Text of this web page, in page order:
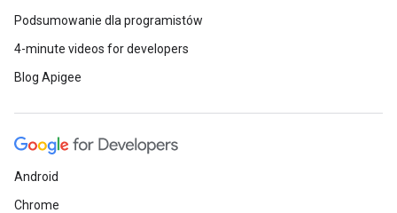
Podsumowanie dla programistów
4-minute videos for developers
Blog Apigee
Android
Chrome